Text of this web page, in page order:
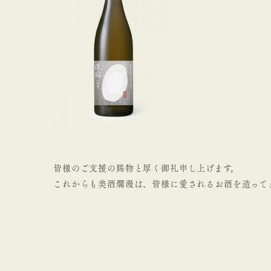
皆様のご支援の賜物と厚く御礼申し上げます。
これからも美酒爛漫は、皆様に愛されるお酒を造って